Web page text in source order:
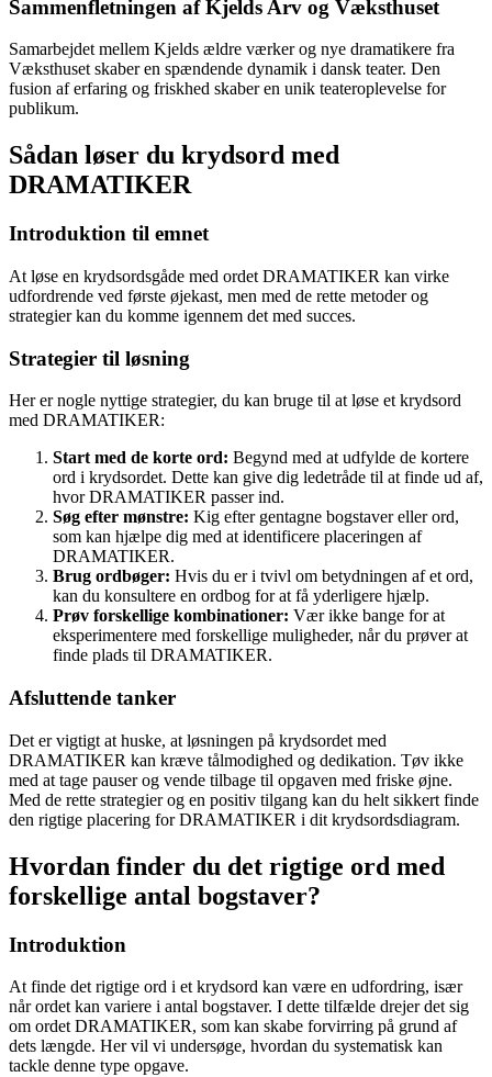
Sammenfletningen af Kjelds Arv og Væksthuset
Samarbejdet mellem Kjelds ældre værker og nye dramatikere fra
Væksthuset skaber en spændende dynamik i dansk teater. Den
fusion af erfaring og friskhed skaber en unik teateroplevelse for
publikum.
Sådan løser du krydsord med
DRAMATIKER
Introduktion til emnet
At løse en krydsordsgåde med ordet DRAMATIKER kan virke
udfordrende ved første øjekast, men med de rette metoder og
strategier kan du komme igennem det med succes.
Strategier til løsning
Her er nogle nyttige strategier, du kan bruge til at løse et krydsord
med DRAMATIKER:
Start med de korte ord: Begynd med at udfylde de kortere
ord i krydsordet. Dette kan give dig ledetråde til at finde ud af,
hvor DRAMATIKER passer ind.
Søg efter mønstre: Kig efter gentagne bogstaver eller ord,
som kan hjælpe dig med at identificere placeringen af
DRAMATIKER.
Brug ordbøger: Hvis du er i tvivl om betydningen af et ord,
kan du konsultere en ordbog for at få yderligere hjælp.
Prøv forskellige kombinationer: Vær ikke bange for at
eksperimentere med forskellige muligheder, når du prøver at
finde plads til DRAMATIKER.
Afsluttende tanker
Det er vigtigt at huske, at løsningen på krydsordet med
DRAMATIKER kan kræve tålmodighed og dedikation. Tøv ikke
med at tage pauser og vende tilbage til opgaven med friske øjne.
Med de rette strategier og en positiv tilgang kan du helt sikkert finde
den rigtige placering for DRAMATIKER i dit krydsordsdiagram.
Hvordan finder du det rigtige ord med
forskellige antal bogstaver?
Introduktion
At finde det rigtige ord i et krydsord kan være en udfordring, især
når ordet kan variere i antal bogstaver. I dette tilfælde drejer det sig
om ordet DRAMATIKER, som kan skabe forvirring på grund af
dets længde. Her vil vi undersøge, hvordan du systematisk kan
tackle denne type opgave.